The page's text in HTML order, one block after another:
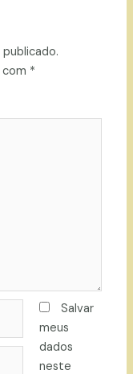
*
Salvar
meus
dados
neste